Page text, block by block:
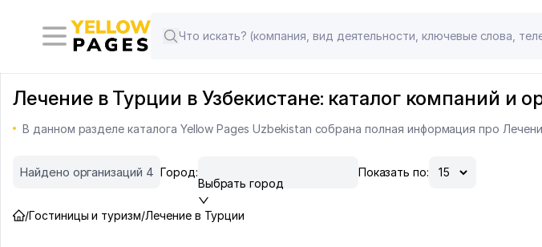
Лечение в Турции в Узбекистане: каталог компаний и
В данном разделе каталога Yellow Pages Uzbekistan собрана полная информация про
Найдено организаций 4 Город:
Выбрать город
Показать по:
/Гостиницы и туризм/Лечение в Турции